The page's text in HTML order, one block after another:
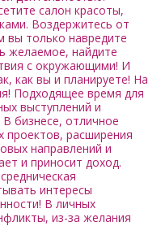
салон красоты,
Воздержитесь от
вы только навредите
желаемое, найдите
с окружающими! И
как вы и планируете! На
Подходящее время для
выступлений и
бизнесе, отличное
проектов, расширения
направлений и
и приносит доход.
интересы
В личных
из-за желания